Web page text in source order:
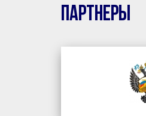
Партнеры